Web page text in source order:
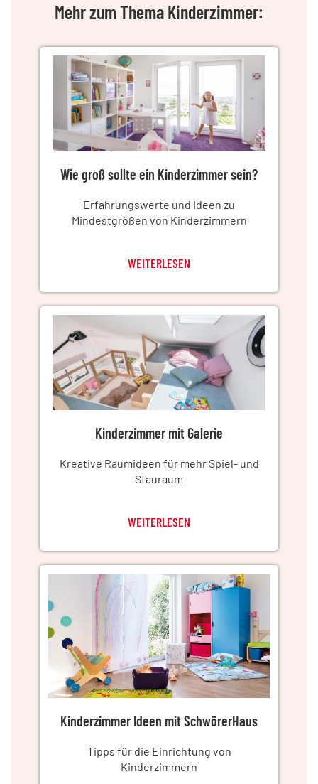
Mehr zum Thema Kinderzimmer:
Wie groß sollte ein Kinderzimmer sein?
Erfahrungswerte und Ideen zu
Mindestgrößen von Kinderzimmern
WEITERLESEN
Kinderzimmer mit Galerie
Kreative Raumideen für mehr Spiel- und
Stauraum
WEITERLESEN
Kinderzimmer Ideen mit SchwörerHaus
Tipps für die Einrichtung von
Kinderzimmern